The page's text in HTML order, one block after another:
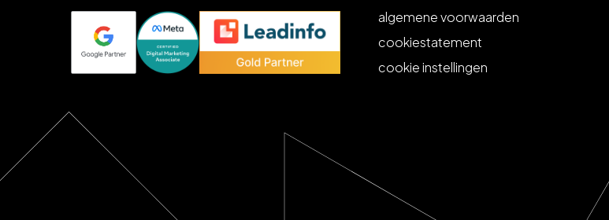
algemene voorwaarden
cookiestatement
cookie instellingen